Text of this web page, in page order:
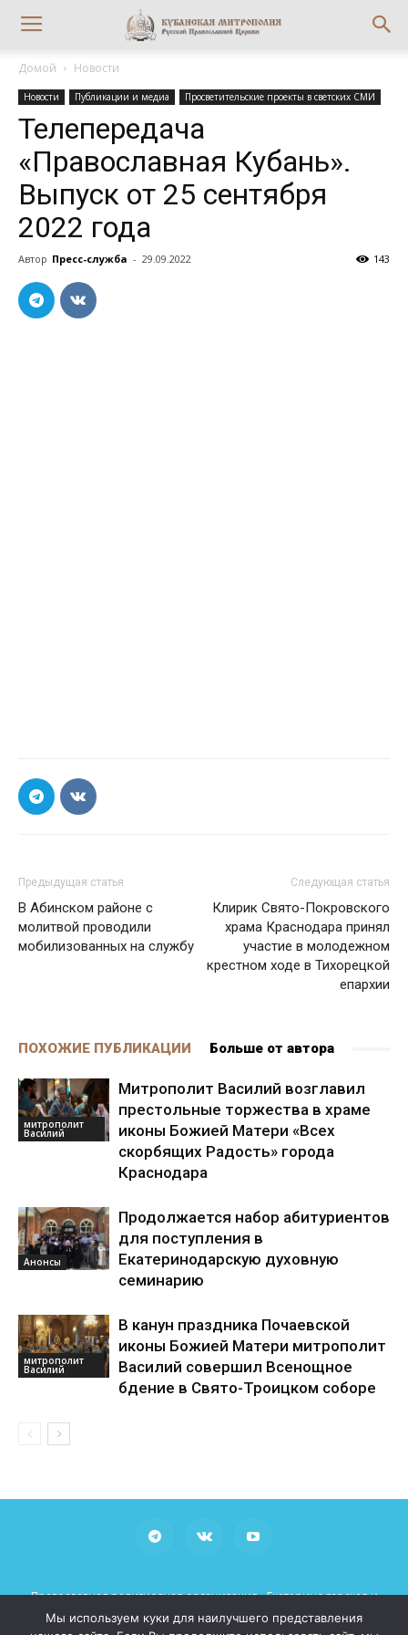
Домой Новости
Новости Публикации и медиа Просветительские проекты в светских СМИ
Телепередача
«Православная Кубань».
Выпуск от 25 сентября
2022 года
Автор Пресс-служба - 29.09.2022 143
Предыдущая статья
В Абинском районе с
молитвой проводили
мобилизованных на службу
Следующая статья
Клирик Свято-Покровского
храма Краснодара принял
участие в молодежном
крестном ходе в Тихорецкой
епархии
ПОХОЖИЕ ПУБЛИКАЦИИ Больше от автора
митрополит
Василий
Митрополит Василий возглавил
престольные торжества в храме
иконы Божией Матери «Всех
скорбящих Радость» города
Краснодара
Анонсы
Продолжается набор абитуриентов
для поступления в
Екатеринодарскую духовную
семинарию
митрополит
Василий
В канун праздника Почаевской
иконы Божией Матери митрополит
Василий совершил Всенощное
бдение в Свято-Троицком соборе
Православная религиозная организация «Екатеринодарская и
Кубанская Епархия Русской Православной Церкви (Московский
Мы используем куки для наилучшего представления